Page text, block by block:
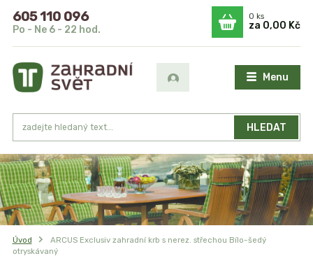
Menu
HLEDAT
605 110 096
Po - Ne 6 - 22 hod.
0ks
za 0,00 Kč
Úvod
ARCUS Exclusiv zahradní krb s nerez. střechou Bílo-šedý
otryskávaný